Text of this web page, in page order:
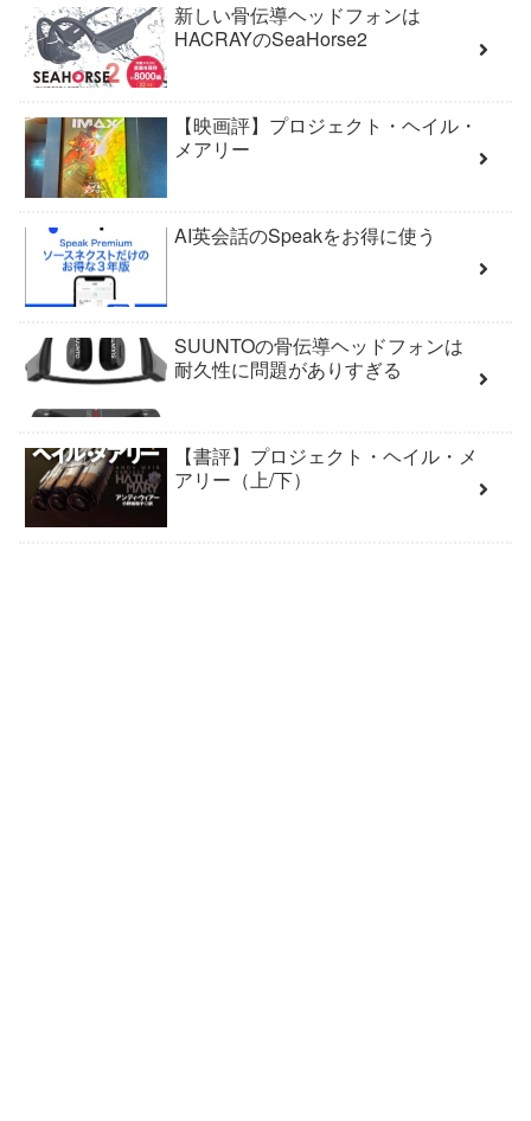
新しい骨伝導ヘッドフォンは
HACRAYのSeaHorse2
【映画評】プロジェクト・ヘイル・
メアリー
AI英会話のSpeakをお得に使う
SUUNTOの骨伝導ヘッドフォンは
耐久性に問題がありすぎる
【書評】プロジェクト・ヘイル・メ
アリー（上/下）